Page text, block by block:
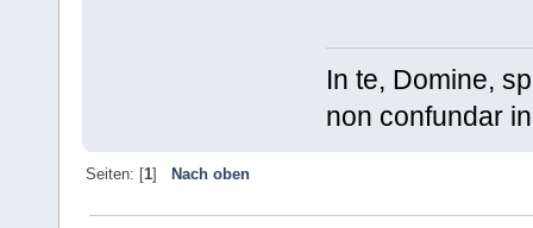
In te, Domine,
non confundar
Seiten: [1] Nach oben